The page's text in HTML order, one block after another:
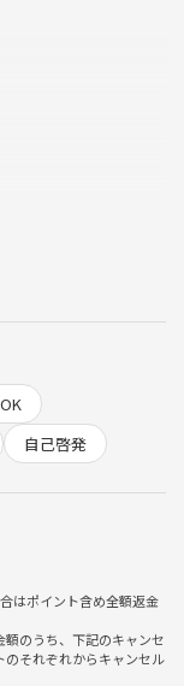
をどうしていいかわ
自己啓発
はポイント含め全額返金
額のうち、下記のキャンセ
のそれぞれからキャンセル